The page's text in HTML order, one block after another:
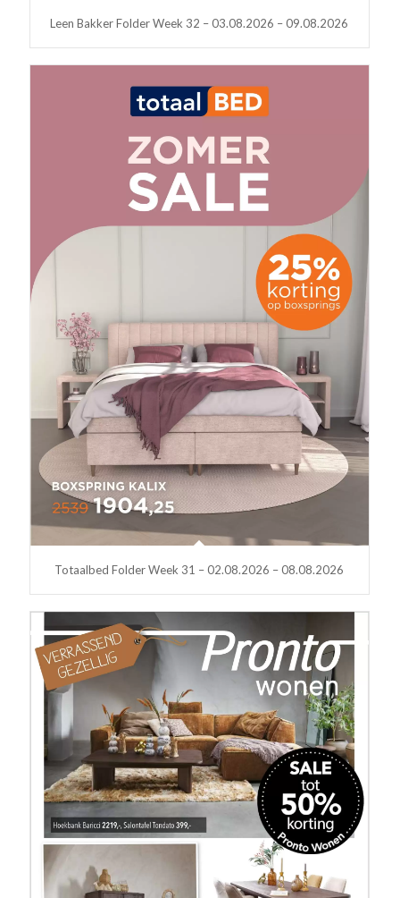
Leen Bakker Folder Week 32 – 03.08.2026 – 09.08.2026
Totaalbed Folder Week 31 – 02.08.2026 – 08.08.2026